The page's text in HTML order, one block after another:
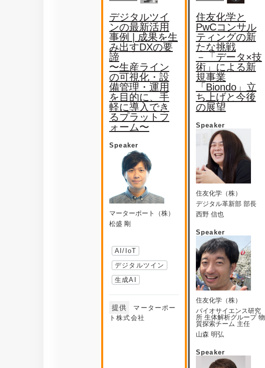
デジタルツイ
ンの最新活用
事例 | 成果を生
み出すDXの要
諦
〜生産ライン
の可視化・設
備管理・運用
を目的に、手
軽に導入でき
るプラットフ
ォーム〜
Speaker
マーターポート（株）
松盛 剛
AI/IoT
デジタルツイン
生成AI
提供
マーターポー
ト株式会社
住友化学と
PwCコンサル
ティングの新
たな挑戦
－「データ×技
術」による新
規事業
「Biondo」立
ち上げと今後
の展望
Speaker
住友化学（株）
デジタル革新部 部長
西野 信也
Speaker
住友化学（株）
バイオサイエンス研究
所 生体解析グループ 物
質探索チーム 主任
山森 明弘
Speaker